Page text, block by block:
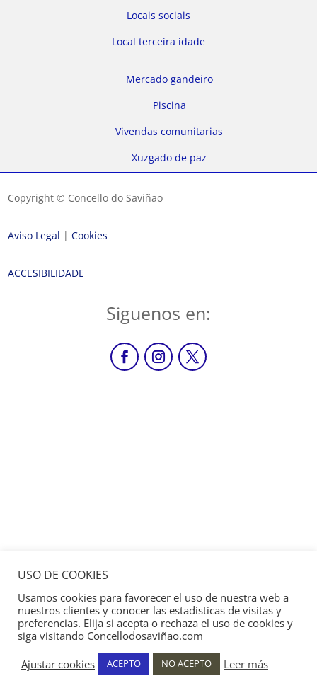
Locais sociais
Local terceira idade
Mercado gandeiro
Piscina
Vivendas comunitarias
Xuzgado de paz
Copyright © Concello do Saviñao
Aviso Legal |Cookies
ACCESIBILIDADE
Siguenos en:
USO DE COOKIES
Usamos cookies para favorecer el uso de nuestra web a
nuestros clientes y conocer las estadísticas de visitas y
preferencias. Elija si acepta o rechaza el uso de cookies y
siga visitando Concellodosaviñao.com
Ajustar cookies
ACEPTO NO ACEPTO Leer más